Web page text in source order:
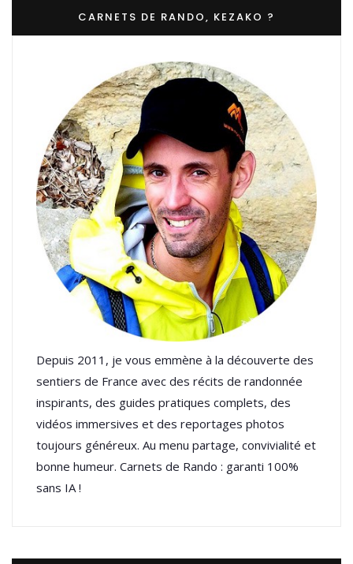
CARNETS DE RANDO, KEZAKO ?
Depuis 2011, je vous emmène à la découverte des
sentiers de France avec des récits de randonnée
inspirants, des guides pratiques complets, des
vidéos immersives et des reportages photos
toujours généreux. Au menu partage, convivialité et
bonne humeur. Carnets de Rando : garanti 100%
sans IA !